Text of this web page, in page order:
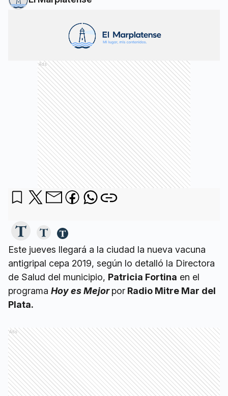
Ads
Este jueves llegará a la ciudad la nueva vacuna
antigripal cepa 2019, según lo detalló la Directora
de Salud del municipio, Patricia Fortina en el
programa Hoy es Mejorpor Radio Mitre Mar del
Plata.
Ads